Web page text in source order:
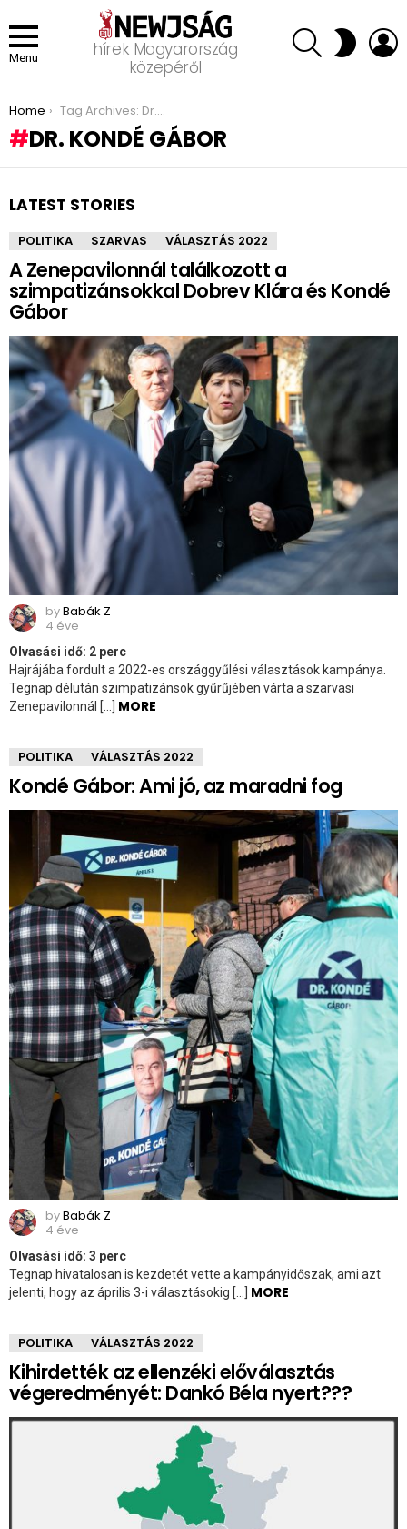
Menu
hírek Magyarország
közepéről
SEARCH SWITCH
SKIN
You are here:
Home Tag Archives: Dr. Kondé Gábor
DR. KONDÉ GÁBOR
LATEST STORIES
POLITIKA SZARVAS VÁLASZTÁS 2022
A Zenepavilonnál találkozott a
szimpatizánsokkal Dobrev Klára és Kondé
Gábor
byBabák Z
4 éve
Olvasási idő: 2 perc
Hajrájába fordult a 2022-es országgyűlési választások kampánya.
Tegnap délután szimpatizánsok gyűrűjében várta a szarvasi
Zenepavilonnál […] MORE
POLITIKA VÁLASZTÁS 2022
Kondé Gábor: Ami jó, az maradni fog
byBabák Z
4 éve
Olvasási idő: 3 perc
Tegnap hivatalosan is kezdetét vette a kampányidőszak, ami azt
jelenti, hogy az április 3-i választásokig […] MORE
POLITIKA VÁLASZTÁS 2022
Kihirdették az ellenzéki előválasztás
végeredményét: Dankó Béla nyert???